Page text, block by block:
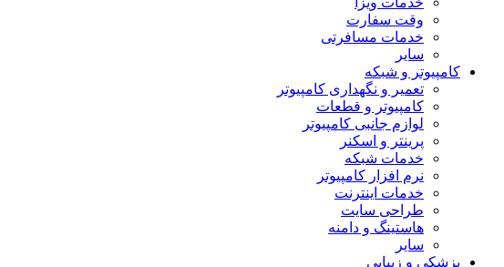
وقت سفارت
خدمات مسافرتی
سایر
کامپیوتر و شبکه
تعمیر و نگهداری کامپیوتر
کامپیوتر و قطعات
لوازم جانبی کامپیوتر
پرینتر و اسکنر
خدمات شبکه
نرم افزار کامپیوتر
خدمات اینترنت
طراحی سایت
هاستینگ و دامنه
سایر
پزشکی و زیبایی